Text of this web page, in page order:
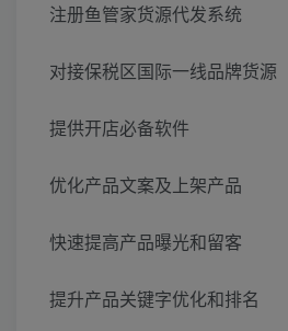
注册鱼管家货源代发系统
对接保税区国际一线品牌货源
提供开店必备软件
优化产品文案及上架产品
快速提高产品曝光和留客
提升产品关键字优化和排名